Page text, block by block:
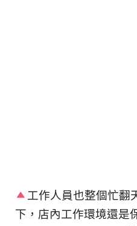
工作人員也整個忙翻
下，店內工作環境還是